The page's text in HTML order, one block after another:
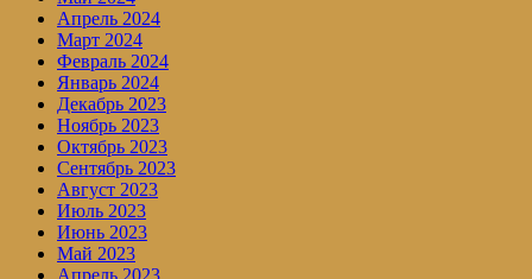
Апрель 2024
Март 2024
Февраль 2024
Январь 2024
Декабрь 2023
Ноябрь 2023
Октябрь 2023
Сентябрь 2023
Август 2023
Июль 2023
Июнь 2023
Май 2023
Апрель 2023